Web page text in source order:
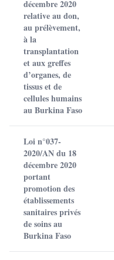
décembre 2020
relative au don,
au prélèvement,
à la
transplantation
et aux greffes
d’organes, de
tissus et de
cellules humains
au Burkina Faso
Loi n°037-
2020/AN du 18
décembre 2020
portant
promotion des
établissements
sanitaires privés
de soins au
Burkina Faso